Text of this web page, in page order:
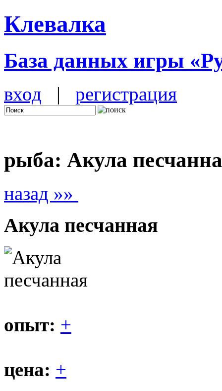
Клевалка
База данных игры
вход | регистрация
рыба: Акула
назад »»
Акула песчанная
опыт: +
цена: +